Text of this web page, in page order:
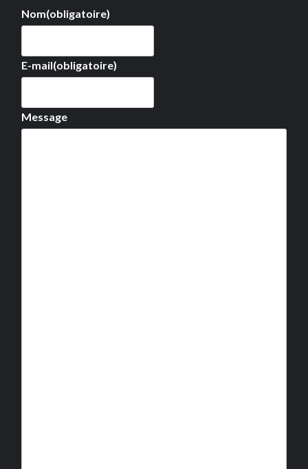
Nom(obligatoire)
E-mail(obligatoire)
Message